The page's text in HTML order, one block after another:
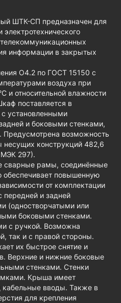
ШТК-СП предназначен для
информации в закрытых
О4.2 по ГОСТ 15150 с
воздуха при
и относительной влажности
поставляется в
установленными
и боковыми стенками,
Предусмотрена возможность
несущих конструкций 482,6
297).
сварные рамы, соединённые
обеспечивает повышенную
от комплектации
передней и задней
(одностворчатыми или
боковыми стенками.
с ручкой. Возможна
так и с правой стороны.
их быстрое снятие и
Верхние и нижние боковые
стенками. Стенки
Крыша имеет
кабельные вводы. Также в
для крепления